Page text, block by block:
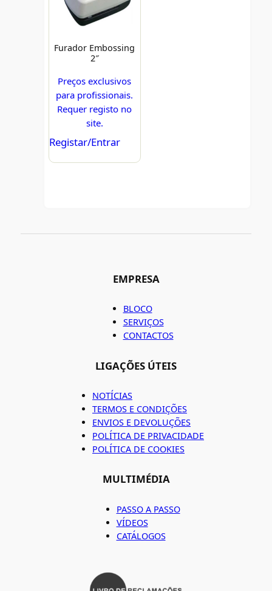
Furador Embossing
2″
Preços exclusivos
para profissionais.
Requer registo no
site.
Registar/Entrar
EMPRESA
BLOCO
SERVIÇOS
CONTACTOS
LIGAÇÕES ÚTEIS
NOTÍCIAS
TERMOS E CONDIÇÕES
ENVIOS E DEVOLUÇÕES
POLÍTICA DE PRIVACIDADE
POLÍTICA DE COOKIES
MULTIMÉDIA
PASSO A PASSO
VÍDEOS
CATÁLOGOS